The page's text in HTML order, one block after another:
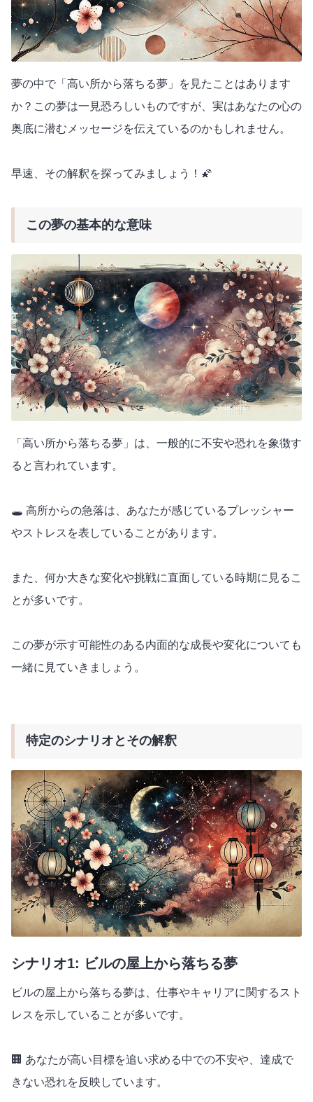
夢の中で「高い所から落ちる夢」を見たことはあります
か？この夢は一見恐ろしいものですが、実はあなたの心の
奥底に潜むメッセージを伝えているのかもしれません。
早速、その解釈を探ってみましょう！🌠
この夢の基本的な意味
「高い所から落ちる夢」は、一般的に不安や恐れを象徴す
ると言われています。
🕳️ 高所からの急落は、あなたが感じているプレッシャー
やストレスを表していることがあります。
また、何か大きな変化や挑戦に直面している時期に見るこ
とが多いです。
この夢が示す可能性のある内面的な成長や変化についても
一緒に見ていきましょう。
特定のシナリオとその解釈
シナリオ1: ビルの屋上から落ちる夢
ビルの屋上から落ちる夢は、仕事やキャリアに関するスト
レスを示していることが多いです。
🏢 あなたが高い目標を追い求める中での不安や、達成で
きない恐れを反映しています。